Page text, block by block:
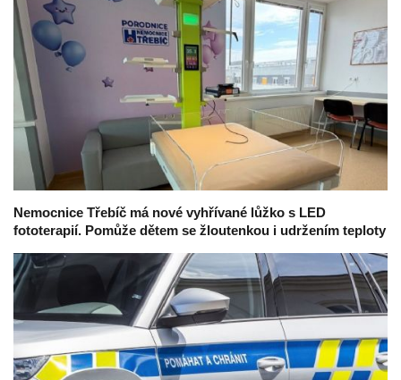
Nemocnice Třebíč má nové vyhřívané lůžko s LED
fototerapií. Pomůže dětem se žloutenkou i udržením teploty